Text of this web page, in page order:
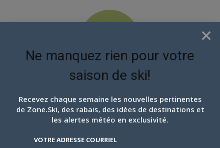
EN ATTENDANT LES
EN IMAGES: BROMONT,
MONTAGNE
×
Ne manquez rien pour votre
saison de ski!
Recevez chaque semaine les nouvelles pertinentes
de Zone.Ski, des rabais, des idées de destinations et
les alertes météo en exclusivité.
VOTRE ADRESSE COURRIEL